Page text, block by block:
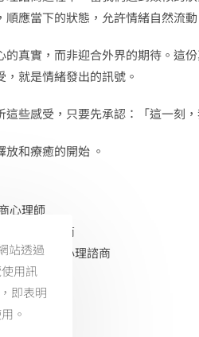
應當下的狀態，允許情緒自然流
的真實，而非迎合外界的期待。這
就是情緒發出的訊號。
些感受，只要先承認：「這一刻
和療癒的開始 。
心理師
商 #同志諮商
商 #台中市心理諮商
站透過
用訊
即表明
。